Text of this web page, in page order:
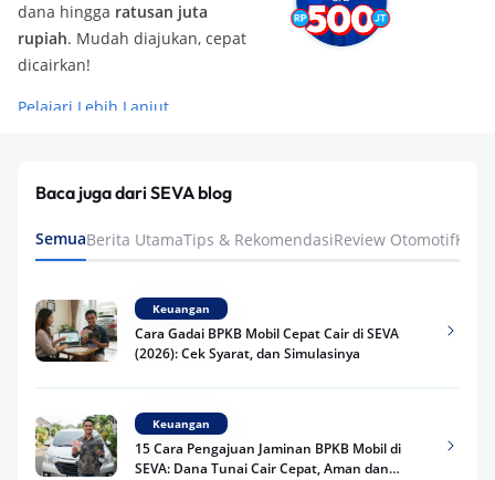
dana hingga ratusan juta
rupiah. Mudah diajukan, cepat
dicairkan!
Pelajari Lebih Lanjut
Baca juga dari SEVA blog
SemuaBerita UtamaTips & RekomendasiReview Otomotif
Keuangan
Cara Gadai BPKB Mobil Cepat Cair di SEVA
(2026): Cek Syarat, dan Simulasinya
Keuangan
15 Cara Pengajuan Jaminan BPKB Mobil di
SEVA: Dana Tunai Cair Cepat, Aman dan